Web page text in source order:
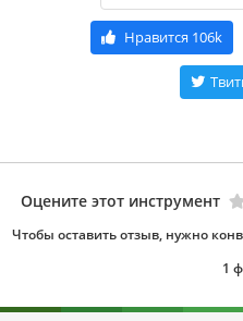
Нравится 106k
Оцените этот инструмент
Чтобы оставить отзыв, нужно
1